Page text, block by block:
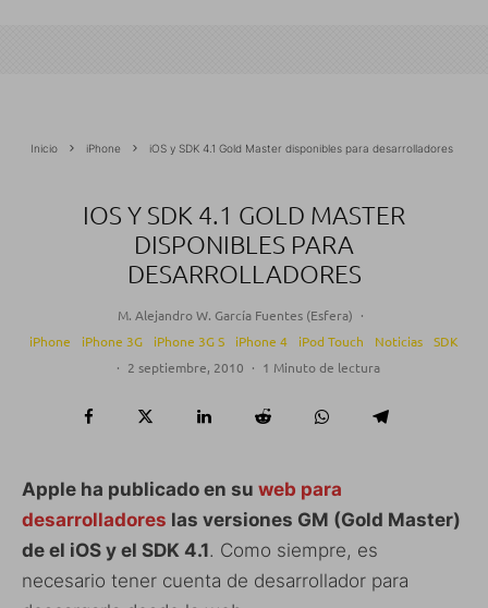
Inicio iPhone iOS y SDK 4.1 Gold Master disponibles para desarrolladores
IOS Y SDK 4.1 GOLD MASTER
DISPONIBLES PARA
DESARROLLADORES
M. Alejandro W. García Fuentes (Esfera) ·
iPhone
iPhone 3G iPhone 3G S iPhone 4 iPod Touch Noticias
SDK
· 2 septiembre, 2010 · 1 Minuto de lectura
Apple ha publicado en su web para
desarrolladores las versiones GM (Gold Master)
de el iOS y el SDK 4.1. Como siempre, es
necesario tener cuenta de desarrollador para